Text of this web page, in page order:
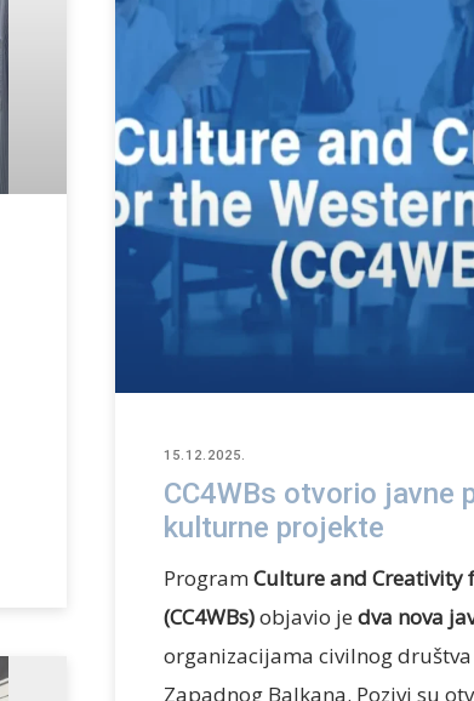
15.12.2025.
CC4WBs otvorio javne
kulturne projekte
Program Culture and Creativity
(CC4WBs)objavio je dva nova
organizacijama civilnog
Zapadnog Balkana. Pozivi su